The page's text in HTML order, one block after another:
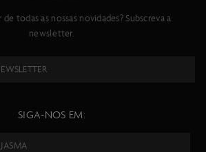
de todas as nossas novidades? Subscreva a
newsletter.
SIGA-NOS EM: